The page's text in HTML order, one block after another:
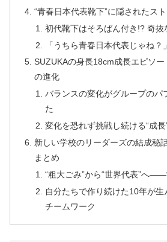
“青春日本代表靴下”に隠されたス
初代靴下はそろばん付き!? 奇抜
「うちら青春日本代表じゃね？
SUZUKAの身長18cm成長エピソ
の進化
バランスの変化がグループのパ
た
変化を恐れず挑戦し続ける“成長
新しい学校のリーダーズの結成秘
まとめ
“粗大ごみ”から“世界代表”へ
自分たちで作り続けた10年が生
チームワーク